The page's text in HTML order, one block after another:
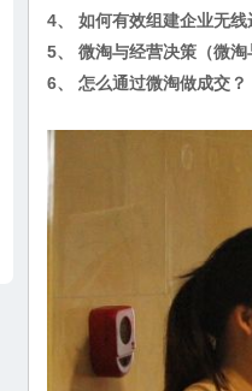
4、 如何有效组建企业无线
5、 微淘与经营决策（微
6、 怎么通过微淘做成交？